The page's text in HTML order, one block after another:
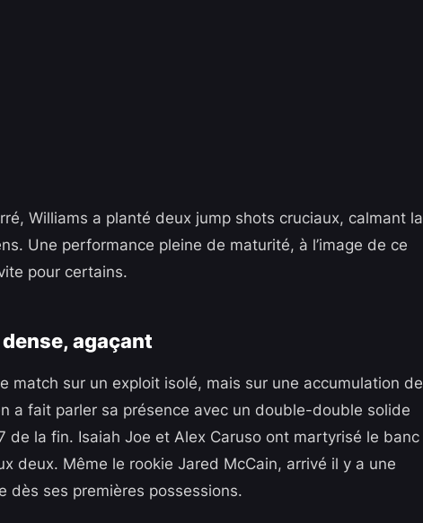
Williams a planté deux jump shots cruciaux, calmant la
Une performance pleine de maturité, à l’image de ce
pour certains.
agaçant
match sur un exploit isolé, mais sur une accumulation de
a fait parler sa présence avec un double-double solide
de la fin. Isaiah Joe et Alex Caruso ont martyrisé le banc
deux. Même le rookie Jared McCain, arrivé il y a une
dès ses premières possessions.